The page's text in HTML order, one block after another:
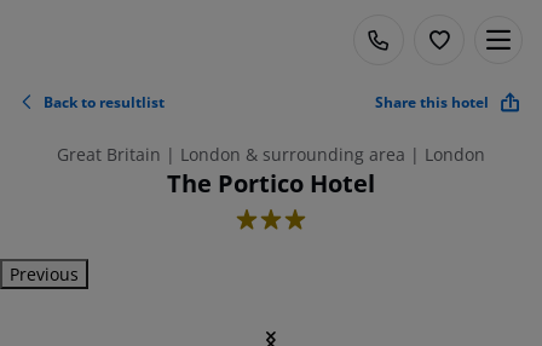
Back to resultlist Share this hotel
Great Britain | London & surrounding area | London
The Portico Hotel
3
Previous